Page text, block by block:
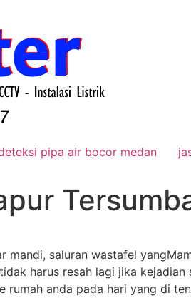
pipa air bocor medan
saluran wastafel
harus resah lagi jika
rumah anda pada hari yang di